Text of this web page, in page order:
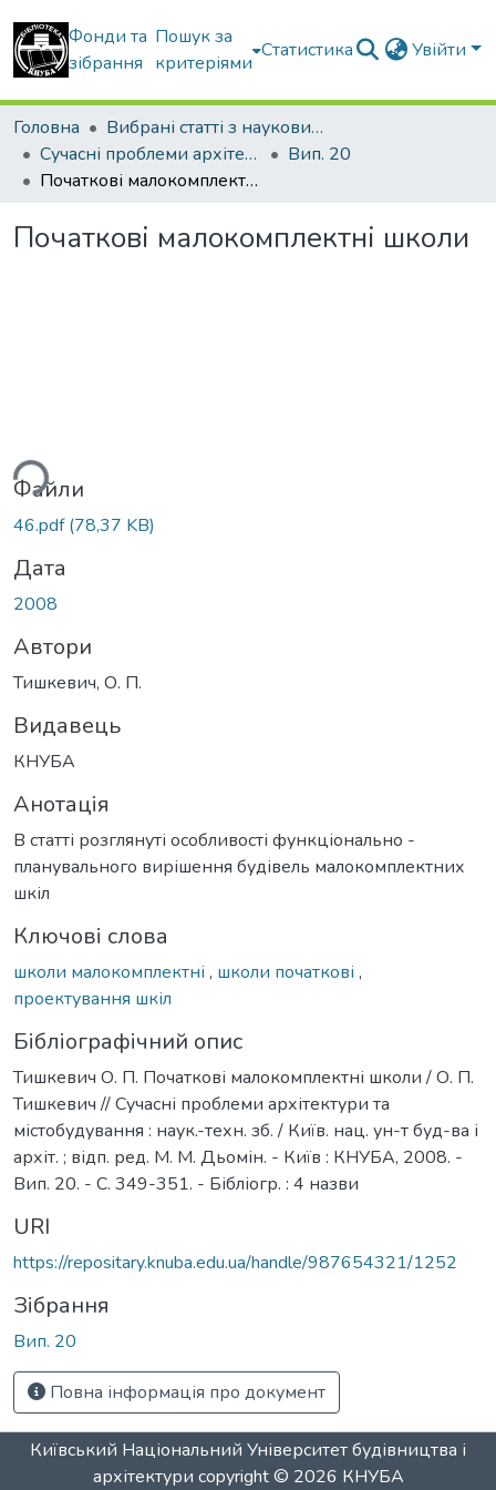
Фонди та
зібрання
Пошук за
критеріями
Статистика Увійти
Головна
Вибрані статті з наукових збірників КНУБА
Сучасні проблеми архітектури та містобудування
Вип. 20
Початкові малокомплектні школи
Початкові малокомплектні школи
Файли
46.pdf(78,37 KB)
Дата
2008
Автори
Тишкевич, О. П.
Видавець
КНУБА
Анотація
В статті розглянуті особливості функціонально -
планувального вирішення будівель малокомплектних
шкіл
Ключові слова
школи малокомплектні , школи початкові ,
проектування шкіл
Бібліографічний опис
Тишкевич О. П. Початкові малокомплектні школи / О. П.
Тишкевич // Сучасні проблеми архітектури та
містобудування : наук.-техн. зб. / Київ. нац. ун-т буд-ва і
архіт. ; відп. ред. М. М. Дьомін. - Київ : КНУБА, 2008. -
Вип. 20. - С. 349-351. - Бібліогр. : 4 назви
URI
https://repositary.knuba.edu.ua/handle/987654321/1252
Зібрання
Вип. 20
Повна інформація про документ
Київський Національний Університет будівництва і
архітектури copyright © 2026 КНУБА